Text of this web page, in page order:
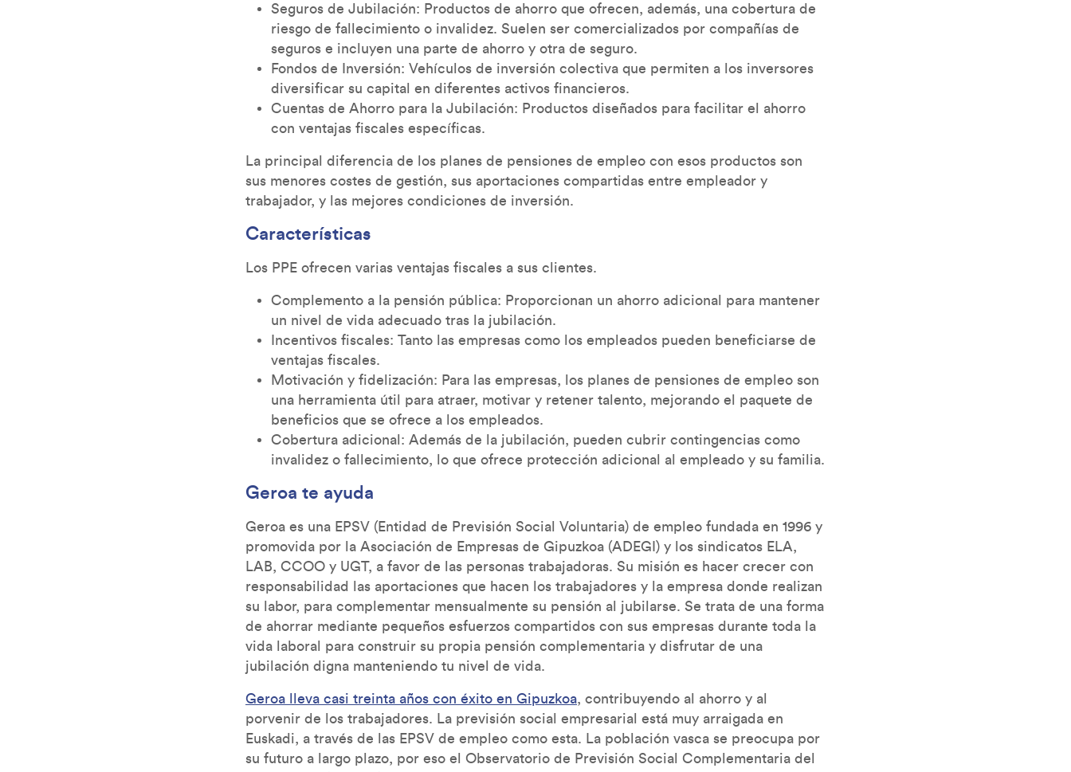
Seguros de Jubilación: Productos de ahorro que ofrecen, además, una cobertura de
riesgo de fallecimiento o invalidez. Suelen ser comercializados por compañías de
seguros e incluyen una parte de ahorro y otra de seguro.
Fondos de Inversión: Vehículos de inversión colectiva que permiten a los inversores
diversificar su capital en diferentes activos financieros.
Cuentas de Ahorro para la Jubilación: Productos diseñados para facilitar el ahorro
con ventajas fiscales específicas.
La principal diferencia de los planes de pensiones de empleo con esos productos son
sus menores costes de gestión, sus aportaciones compartidas entre empleador y
trabajador, y las mejores condiciones de inversión.
Características
Los PPE ofrecen varias ventajas fiscales a sus clientes.
Complemento a la pensión pública: Proporcionan un ahorro adicional para mantener
un nivel de vida adecuado tras la jubilación.
Incentivos fiscales: Tanto las empresas como los empleados pueden beneficiarse de
ventajas fiscales.
Motivación y fidelización: Para las empresas, los planes de pensiones de empleo son
una herramienta útil para atraer, motivar y retener talento, mejorando el paquete de
beneficios que se ofrece a los empleados.
Cobertura adicional: Además de la jubilación, pueden cubrir contingencias como
invalidez o fallecimiento, lo que ofrece protección adicional al empleado y su familia.
Geroa te ayuda
Geroa es una EPSV (Entidad de Previsión Social Voluntaria) de empleo fundada en 1996 y
promovida por la Asociación de Empresas de Gipuzkoa (ADEGI) y los sindicatos ELA,
LAB, CCOO y UGT, a favor de las personas trabajadoras. Su misión es hacer crecer con
responsabilidad las aportaciones que hacen los trabajadores y la empresa donde realizan
su labor, para complementar mensualmente su pensión al jubilarse. Se trata de una forma
de ahorrar mediante pequeños esfuerzos compartidos con sus empresas durante toda la
vida laboral para construir su propia pensión complementaria y disfrutar de una
jubilación digna manteniendo tu nivel de vida.
Geroa lleva casi treinta años con éxito en Gipuzkoa, contribuyendo al ahorro y al
porvenir de los trabajadores. La previsión social empresarial está muy arraigada en
Euskadi, a través de las EPSV de empleo como esta. La población vasca se preocupa por
su futuro a largo plazo, por eso el Observatorio de Previsión Social Complementaria del